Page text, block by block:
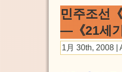
민주조선
―《21세
1月 30th, 2008 |